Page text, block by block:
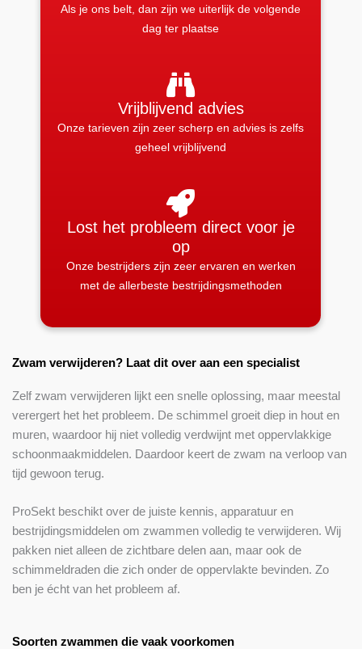
Als je ons belt, dan zijn we uiterlijk de volgende
dag ter plaatse
Vrijblijvend advies
Onze tarieven zijn zeer scherp en advies is zelfs
geheel vrijblijvend
Lost het probleem direct voor je
op
Onze bestrijders zijn zeer ervaren en werken
met de allerbeste bestrijdingsmethoden
Zwam verwijderen? Laat dit over aan een specialist
Zelf zwam verwijderen lijkt een snelle oplossing, maar meestal
verergert het het probleem. De schimmel groeit diep in hout en
muren, waardoor hij niet volledig verdwijnt met oppervlakkige
schoonmaakmiddelen. Daardoor keert de zwam na verloop van
tijd gewoon terug.
ProSekt beschikt over de juiste kennis, apparatuur en
bestrijdingsmiddelen om zwammen volledig te verwijderen. Wij
pakken niet alleen de zichtbare delen aan, maar ook de
schimmeldraden die zich onder de oppervlakte bevinden. Zo
ben je écht van het probleem af.
Soorten zwammen die vaak voorkomen